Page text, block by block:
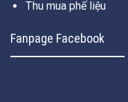
Thu mua phế liệu
Fanpage Facebook